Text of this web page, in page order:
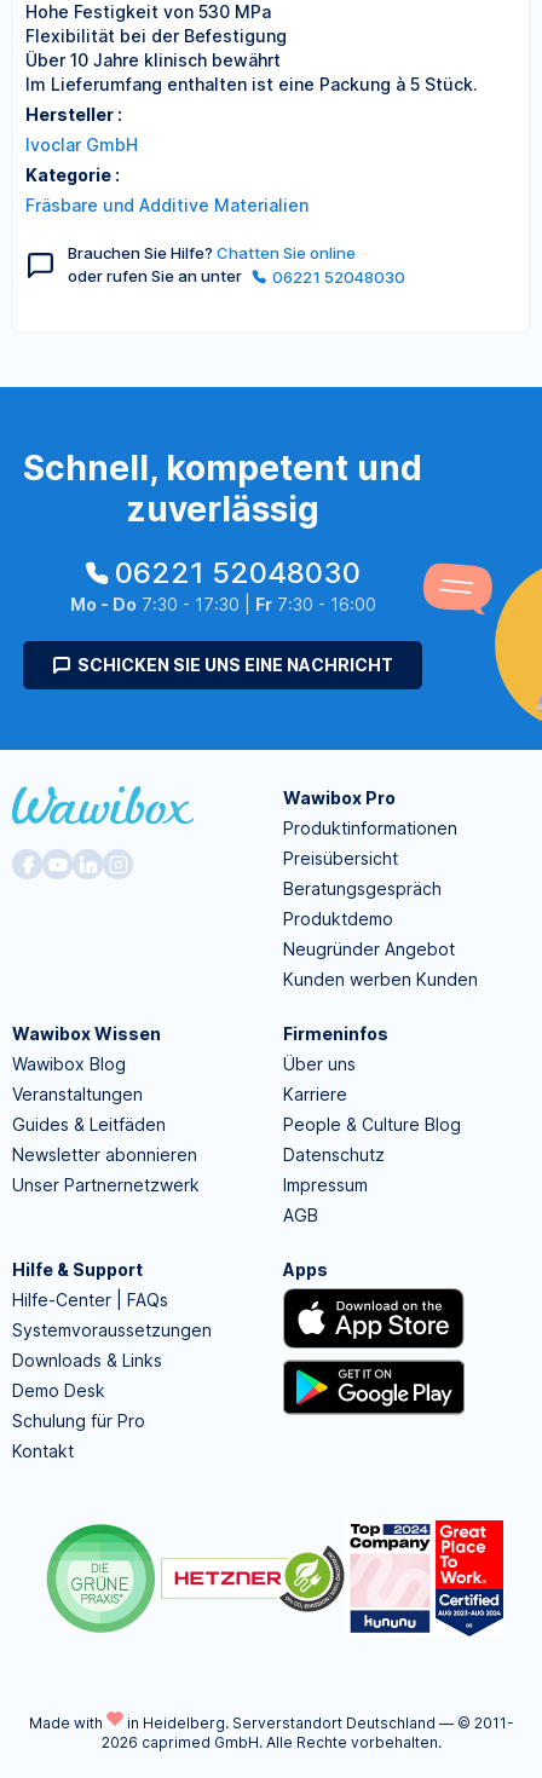
Hohe Festigkeit von 530 MPa
Flexibilität bei der Befestigung
Über 10 Jahre klinisch bewährt
Im Lieferumfang enthalten ist eine Packung à 5 Stück.
Hersteller :
Ivoclar GmbH
Kategorie :
Fräsbare und Additive Materialien
Brauchen Sie Hilfe? Chatten Sie online
oder rufen Sie an unter
06221 52048030
Schnell, kompetent und
zuverlässig
06221 52048030
Mo - Do 7:30 - 17:30 | Fr7:30 - 16:00
SCHICKEN SIE UNS EINE NACHRICHT
Wawibox Pro
Produktinformationen
Preisübersicht
Beratungsgespräch
Produktdemo
Neugründer Angebot
Kunden werben Kunden
Wawibox Wissen
Wawibox Blog
Veranstaltungen
Guides & Leitfäden
Newsletter abonnieren
Unser Partnernetzwerk
Firmeninfos
Über uns
Karriere
People & Culture Blog
Datenschutz
Impressum
AGB
Hilfe & Support
Hilfe-Center | FAQs
Systemvoraussetzungen
Downloads & Links
Demo Desk
Schulung für Pro
Kontakt
Apps
Made with in Heidelberg. Serverstandort Deutschland — © 2011-
2026 caprimed GmbH. Alle Rechte vorbehalten.